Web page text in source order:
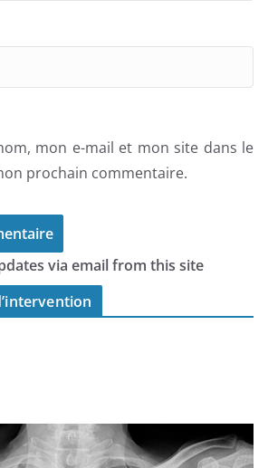
mon e-mail et mon site dans le
prochain commentaire.
via email from this site